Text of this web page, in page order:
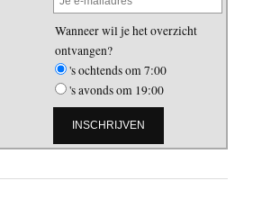
Wanneer wil je het overzicht
ontvangen?
's ochtends om 7:00
's avonds om 19:00